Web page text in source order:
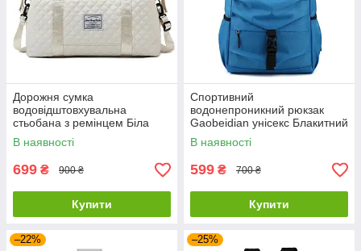
Дорожня сумка
водовідштовхувальна
стьобана з ремінцем Біла
В наявності
699 ₴ 900 ₴
Купити
Спортивний
водонепроникний рюкзак
Gaobeidian унісекс Блакитний
В наявності
599 ₴ 700 ₴
Купити
–22% –25%